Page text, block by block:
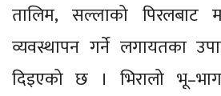
तालिम, सल्लाको
व्यवस्थापन गर्ने लगायतका
दिइएको छ । भिरालो